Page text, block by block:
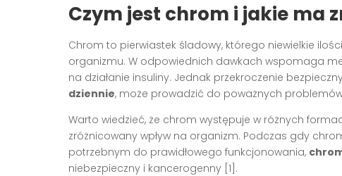
Czym jest chrom i jakie ma
Chrom to pierwiastek śladowy, którego niewielkie
organizmu. W odpowiednich dawkach wspomaga
na działanie insuliny. Jednak przekroczenie
dziennie, może prowadzić do poważnych
Warto wiedzieć, że chrom występuje w różnych
zróżnicowany wpływ na organizm. Podczas gdy
potrzebnym do prawidłowego funkcjonowania,
niebezpieczny i kancerogenny [1].